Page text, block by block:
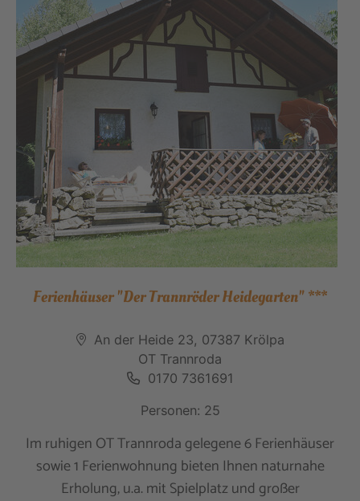
Ferienhäuser "Der Trannröder Heidegarten" ***
An der Heide 23, 07387 Krölpa
OT Trannroda
0170 7361691
Personen: 25
Im ruhigen OT Trannroda gelegene 6 Ferienhäuser
sowie 1 Ferienwohnung bieten Ihnen naturnahe
Erholung, u.a. mit Spielplatz und großer